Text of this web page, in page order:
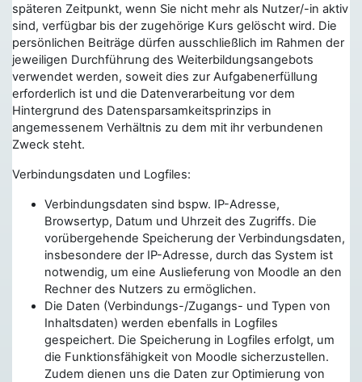
späteren Zeitpunkt, wenn Sie nicht mehr als Nutzer/-in aktiv
sind, verfügbar bis der zugehörige Kurs gelöscht wird. Die
persönlichen Beiträge dürfen ausschließlich im Rahmen der
jeweiligen Durchführung des Weiterbildungsangebots
verwendet werden, soweit dies zur Aufgabenerfüllung
erforderlich ist und die Datenverarbeitung vor dem
Hintergrund des Datensparsamkeitsprinzips in
angemessenem Verhältnis zu dem mit ihr verbundenen
Zweck steht.
Verbindungsdaten und Logfiles:
Verbindungsdaten sind bspw. IP-Adresse,
Browsertyp, Datum und Uhrzeit des Zugriffs. Die
vorübergehende Speicherung der Verbindungsdaten,
insbesondere der IP-Adresse, durch das System ist
notwendig, um eine Auslieferung von Moodle an den
Rechner des Nutzers zu ermöglichen.
Die Daten (Verbindungs-/Zugangs- und Typen von
Inhaltsdaten) werden ebenfalls in Logfiles
gespeichert. Die Speicherung in Logfiles erfolgt, um
die Funktionsfähigkeit von Moodle sicherzustellen.
Zudem dienen uns die Daten zur Optimierung von